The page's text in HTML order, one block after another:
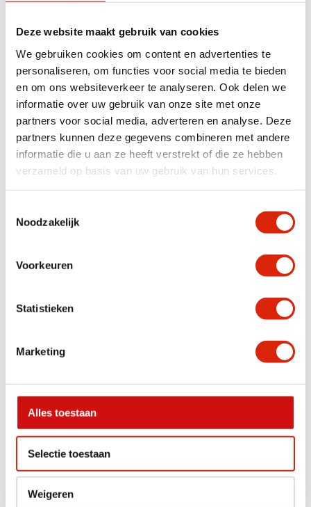
Deze website maakt gebruik van cookies
We gebruiken cookies om content en advertenties te
personaliseren, om functies voor social media te bieden
en om ons websiteverkeer te analyseren. Ook delen we
informatie over uw gebruik van onze site met onze
partners voor social media, adverteren en analyse. Deze
partners kunnen deze gegevens combineren met andere
informatie die u aan ze heeft verstrekt of die ze hebben
verzameld op basis van uw gebruik van hun services.
Noodzakelijk
Voorkeuren
Statistieken
Marketing
Alles toestaan
Selectie toestaan
Weigeren
Laptop tafel industrieel
€ 155,00
Salontafel donker
€175,00
Teak kubus salontafel
€375,00
Sono recta salontafel
teakhouten salontafel